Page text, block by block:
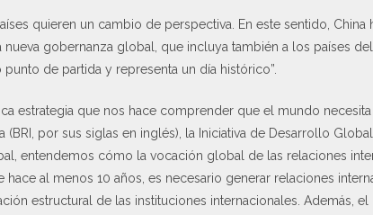
quieren un cambio de perspectiva. En este sentido,
nueva gobernanza global, que incluya también a los países
punto de partida y representa un día histórico”.
estrategia que nos hace comprender que el mundo
(BRI, por sus siglas en inglés), la Iniciativa de Desarrollo
entendemos cómo la vocación global de las relaciones
hace al menos 10 años, es necesario generar relaciones
estructural de las instituciones internacionales. Además,